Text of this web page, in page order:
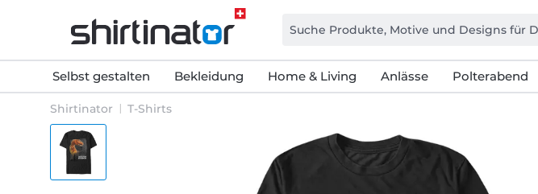
Selbst gestalten Bekleidung Home & Living Anlässe Polterabend
Shirtinator T-Shirts